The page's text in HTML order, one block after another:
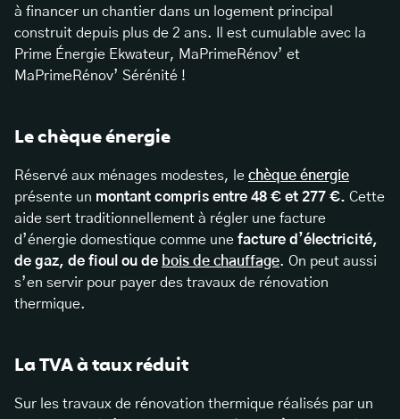
à financer un chantier dans un logement principal
construit depuis plus de 2 ans. Il est cumulable avec la
Prime Énergie Ekwateur, MaPrimeRénov’ et
MaPrimeRénov’ Sérénité !
Le chèque énergie
Réservé aux ménages modestes, le chèque énergie
présente un montant compris entre 48 € et 277 €. Cette
aide sert traditionnellement à régler une facture
d’énergie domestique comme une facture d’électricité,
de gaz, de fioul ou de bois de chauffage. On peut aussi
s’en servir pour payer des travaux de rénovation
thermique.
La TVA à taux réduit
Sur les travaux de rénovation thermique réalisés par un